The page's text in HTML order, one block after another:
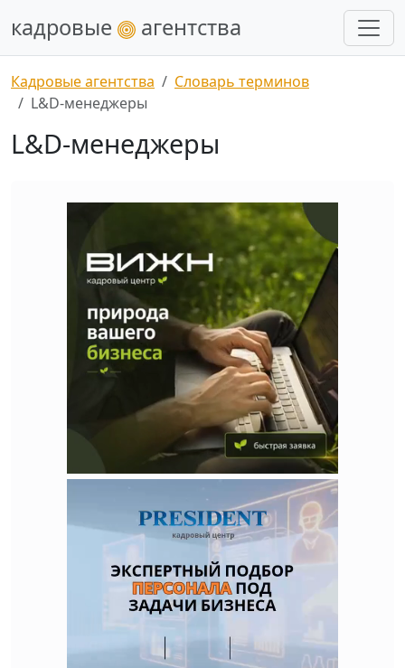
кадровые агентства
Кадровые агентства
Словарь терминов
L&D-менеджеры
L&D-менеджеры